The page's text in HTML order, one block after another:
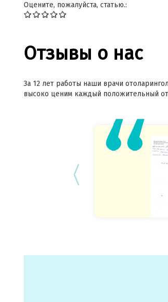
Оцените, пожалуйста, статью.:
Отзывы о нас
За 12 лет работы наши врачи
высоко ценим каждый положительный